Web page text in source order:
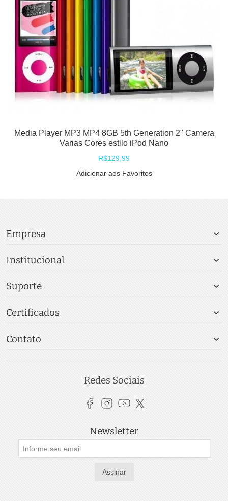
Media Player MP3 MP4 8GB 5th Generation 2" Camera
Varias Cores estilo iPod Nano
R$129,99
Adicionar aos Favoritos
Empresa
Institucional
Suporte
Certificados
Contato
Redes Sociais
Newsletter
Assinar